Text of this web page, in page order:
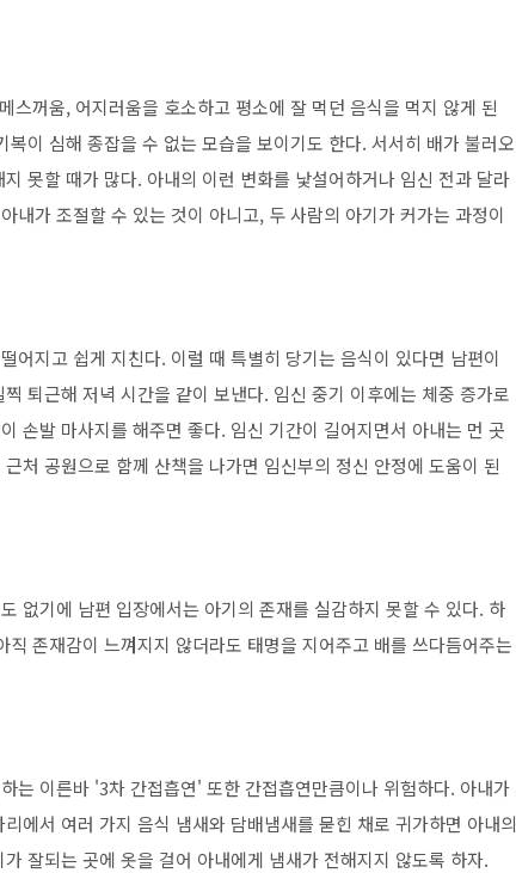
스꺼움, 어지러움을 호소하고 평소에 잘 먹던 음식을 먹지 않게 된
이 심해 종잡을 수 없는 모습을 보이기도 한다. 서서히 배가 불러오
못할 때가 많다. 아내의 이런 변화를 낯설어하거나 임신 전과 달라
내가 조절할 수 있는 것이 아니고, 두 사람의 아기가 커가는 과정이
어지고 쉽게 지친다. 이럴 때 특별히 당기는 음식이 있다면 남편이
퇴근해 저녁 시간을 같이 보낸다. 임신 중기 이후에는 체중 증가로
손발 마사지를 해주면 좋다. 임신 기간이 길어지면서 아내는 먼 곳
처 공원으로 함께 산책을 나가면 임신부의 정신 안정에 도움이 된
없기에 남편 입장에서는 아기의 존재를 실감하지 못할 수 있다. 하
존재감이 느껴지지 않더라도 태명을 지어주고 배를 쓰다듬어주는
는 이른바 '3차 간접흡연' 또한 간접흡연만큼이나 위험하다. 아내가
에서 여러 가지 음식 냄새와 담배냄새를 묻힌 채로 귀가하면 아내의
잘되는 곳에 옷을 걸어 아내에게 냄새가 전해지지 않도록 하자.